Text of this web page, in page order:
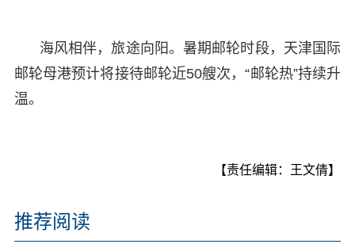
海风相伴，旅途向阳。暑期邮轮时段，天津国际
邮轮母港预计将接待邮轮近50艘次，“邮轮热”持续升
温。
【责任编辑：王文倩】
推荐阅读